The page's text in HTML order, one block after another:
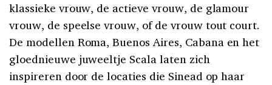
klassieke vrouw, de actieve vrouw, de glamour
vrouw, de speelse vrouw, of de vrouw tout court.
De modellen Roma, Buenos Aires, Cabana en het
gloednieuwe juweeltje Scala laten zich
inspireren door de locaties die Sinead op haar